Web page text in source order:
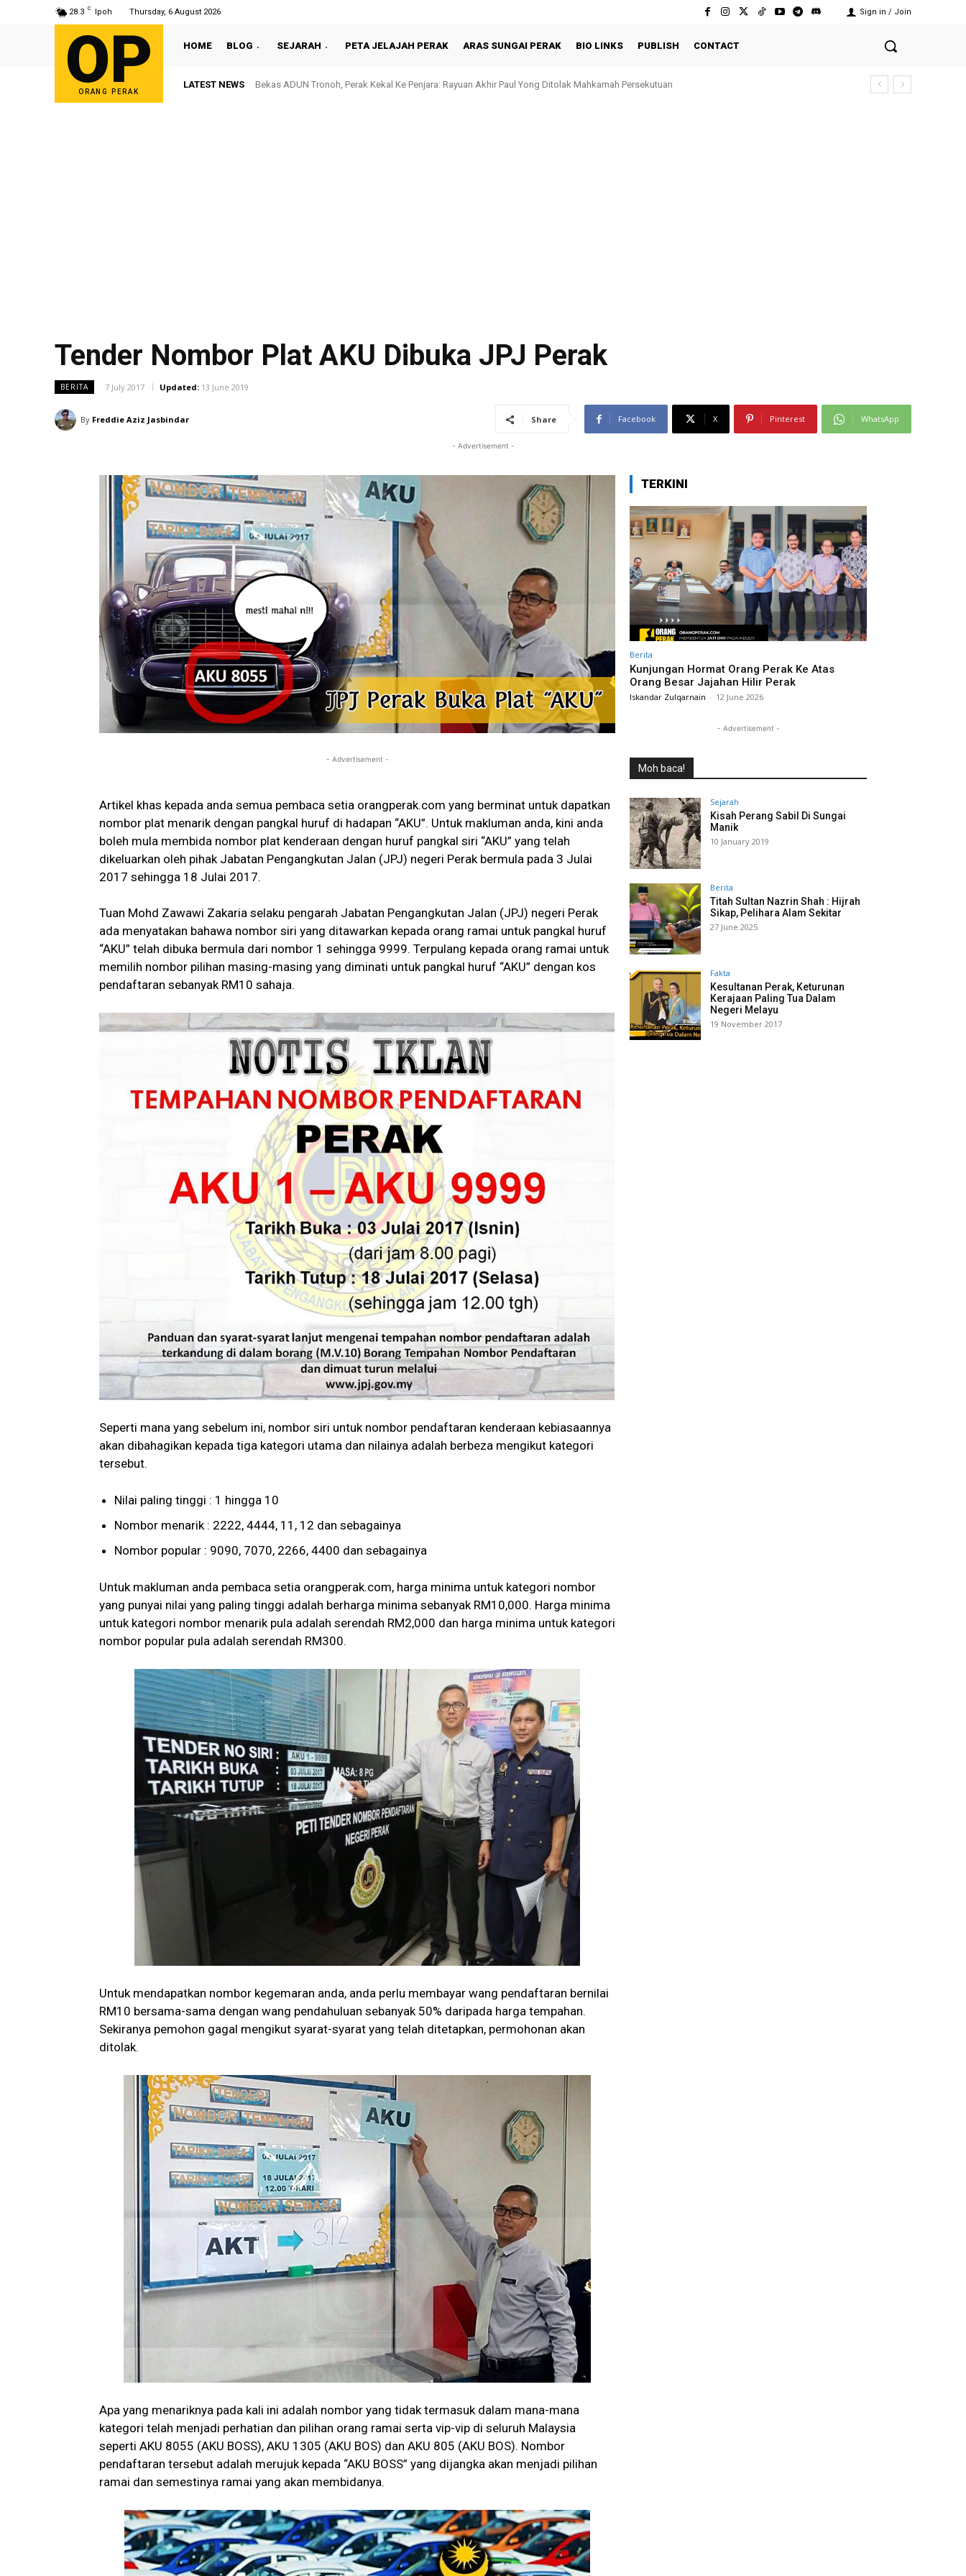
28.3 C Ipoh Thursday, 6 August 2026 Sign in / Join
OP
ORANG PERAK
HOME BLOG SEJARAH PETA JELAJAH PERAK ARAS SUNGAI PERAK BIO LINKS PUBLISH CONTACT
LATEST NEWS Bekas ADUN Tronoh, Perak Kekal Ke Penjara: Rayuan Akhir Paul Yong Ditolak Mahkamah Persekutuan
Perak Larang Jual Beg Plastik Sekali Guna Mulai 1 Mac 2026: Tempoh Percubaan 6 Bulan Diberi
Tender Nombor Plat AKU Dibuka JPJ Perak
BERITA 7 July 2017 Updated: 13 June 2019
By Freddie Aziz Jasbindar Share Facebook X Pinterest WhatsApp
- Advertisement -
- Advertisement -
Artikel khas kepada anda semua pembaca setia orangperak.com yang berminat untuk dapatkan
nombor plat menarik dengan pangkal huruf di hadapan “AKU”. Untuk makluman anda, kini anda
boleh mula membida nombor plat kenderaan dengan huruf pangkal siri “AKU” yang telah
dikeluarkan oleh pihak Jabatan Pengangkutan Jalan (JPJ) negeri Perak bermula pada 3 Julai
2017 sehingga 18 Julai 2017.
Tuan Mohd Zawawi Zakaria selaku pengarah Jabatan Pengangkutan Jalan (JPJ) negeri Perak
ada menyatakan bahawa nombor siri yang ditawarkan kepada orang ramai untuk pangkal huruf
“AKU” telah dibuka bermula dari nombor 1 sehingga 9999. Terpulang kepada orang ramai untuk
memilih nombor pilihan masing-masing yang diminati untuk pangkal huruf “AKU” dengan kos
pendaftaran sebanyak RM10 sahaja.
Seperti mana yang sebelum ini, nombor siri untuk nombor pendaftaran kenderaan kebiasaannya
akan dibahagikan kepada tiga kategori utama dan nilainya adalah berbeza mengikut kategori
tersebut.
Nilai paling tinggi : 1 hingga 10
Nombor menarik : 2222, 4444, 11, 12 dan sebagainya
Nombor popular : 9090, 7070, 2266, 4400 dan sebagainya
Untuk makluman anda pembaca setia orangperak.com, harga minima untuk kategori nombor
yang punyai nilai yang paling tinggi adalah berharga minima sebanyak RM10,000. Harga minima
untuk kategori nombor menarik pula adalah serendah RM2,000 dan harga minima untuk kategori
nombor popular pula adalah serendah RM300.
Untuk mendapatkan nombor kegemaran anda, anda perlu membayar wang pendaftaran bernilai
RM10 bersama-sama dengan wang pendahuluan sebanyak 50% daripada harga tempahan.
Sekiranya pemohon gagal mengikut syarat-syarat yang telah ditetapkan, permohonan akan
ditolak.
Apa yang menariknya pada kali ini adalah nombor yang tidak termasuk dalam mana-mana
kategori telah menjadi perhatian dan pilihan orang ramai serta vip-vip di seluruh Malaysia
seperti AKU 8055 (AKU BOSS), AKU 1305 (AKU BOS) dan AKU 805 (AKU BOS). Nombor
pendaftaran tersebut adalah merujuk kepada “AKU BOSS” yang dijangka akan menjadi pilihan
ramai dan semestinya ramai yang akan membidanya.
TERKINI
Berita
Kunjungan Hormat Orang Perak Ke Atas
Orang Besar Jajahan Hilir Perak
Iskandar Zulqarnain - 12 June 2026
- Advertisement -
Moh baca!
Sejarah
Kisah Perang Sabil Di Sungai
Manik
10 January 2019
Berita
Titah Sultan Nazrin Shah : Hijrah
Sikap, Pelihara Alam Sekitar
27 June 2025
Fakta
Kesultanan Perak, Keturunan
Kerajaan Paling Tua Dalam
Negeri Melayu
19 November 2017